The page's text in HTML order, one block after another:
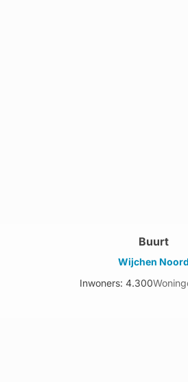
Buurt
Wijchen Noord
Inwoners: 4.300